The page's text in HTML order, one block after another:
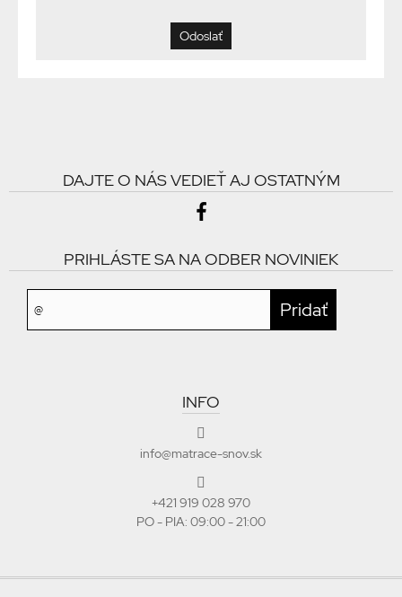
DAJTE O NÁS VEDIEŤ AJ OSTATNÝM
PRIHLÁSTE SA NA ODBER NOVINIEK
INFO
info@matrace-snov.sk
+421 919 028 970
PO - PIA: 09:00 - 21:00